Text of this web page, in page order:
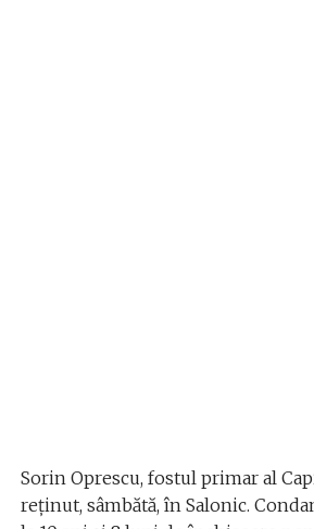
Sorin Oprescu, fostul primar al
reținut, sâmbătă, în Salonic.